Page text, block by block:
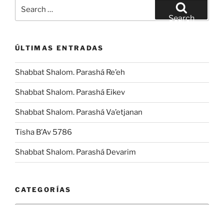
for:
Search
ÚLTIMAS ENTRADAS
Shabbat Shalom. Parashá Re’eh
Shabbat Shalom. Parashá Eikev
Shabbat Shalom. Parashá Va’etjanan
Tisha B’Av 5786
Shabbat Shalom. Parashá Devarim
CATEGORÍAS